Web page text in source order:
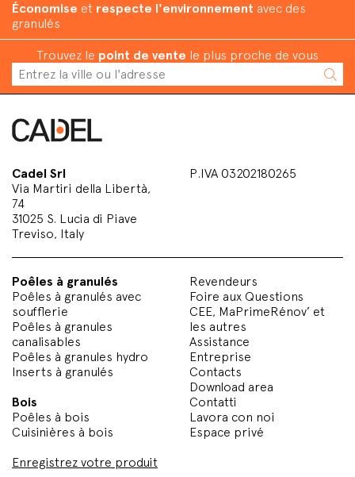
Économise et respecte l'environnement avec des
granulés
Trouvez le point de vente le plus proche de vous
Cadel Srl
Via Martiri della Libertà,
74
31025 S. Lucia di Piave
Treviso, Italy
P.IVA 03202180265
Poêles à granulés
Poêles à granulés avec
soufflerie
Poêles à granules
canalisables
Poêles à granules hydro
Inserts à granulés
Bois
Poêles à bois
Cuisinières à bois
Enregistrez votre produit
Revendeurs
Foire aux Questions
CEE, MaPrimeRénov’ et
les autres
Assistance
Entreprise
Contacts
Download area
Contatti
Lavora con noi
Espace privé